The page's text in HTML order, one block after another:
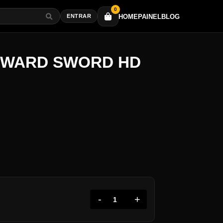
ENTRAR
0
HOMEPAINELBLOG
SWORD HD
- +